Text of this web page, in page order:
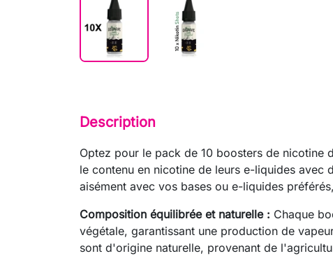
Description
Optez pour le pack de 10 boosters de nicotine
le contenu en nicotine de leurs e-liquides avec
aisément avec vos bases ou e-liquides
Composition équilibrée et naturelle : Chaque
végétale, garantissant une production de
sont d'origine naturelle, provenant de